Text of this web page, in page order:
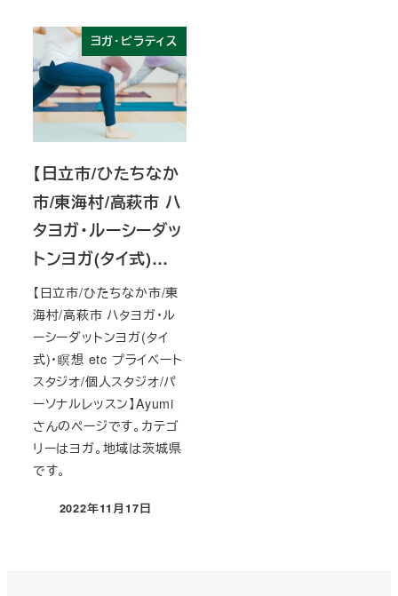
ヨガ・ピラティス
【日立市/ひたちなか
市/東海村/高萩市 ハ
タヨガ・ルーシーダッ
トンヨガ(タイ式)…
【日立市/ひたちなか市/東
海村/高萩市 ハタヨガ・ル
ーシーダットンヨガ(タイ
式)・瞑想 etc プライベート
スタジオ/個人スタジオ/パ
ーソナルレッスン】Ayumi
さんのページです。カテゴ
リーはヨガ。地域は茨城県
です。
投稿日
2022年11月17日